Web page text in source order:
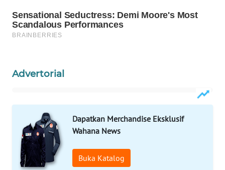
Advertorial
Dapatkan Merchandise Eksklusif
Wahana News
Buka Katalog
Wahana
Network
WALINKI
ID
MAWAKA